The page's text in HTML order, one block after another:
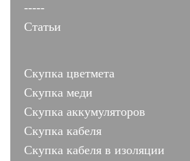
-----
Статьи
Скупка цветмета
Скупка меди
Скупка аккумуляторов
Скупка кабеля
Скупка кабеля в изоляции